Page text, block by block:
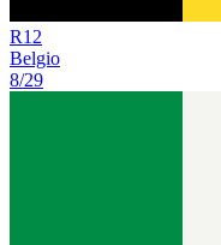
R12
Belgio
8/29